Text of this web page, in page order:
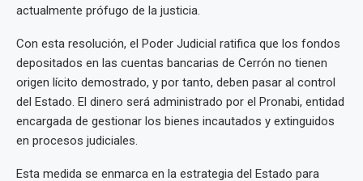
actualmente prófugo de la justicia.
Con esta resolución, el Poder Judicial ratifica que los fondos
depositados en las cuentas bancarias de Cerrón no tienen
origen lícito demostrado, y por tanto, deben pasar al control
del Estado. El dinero será administrado por el Pronabi, entidad
encargada de gestionar los bienes incautados y extinguidos
en procesos judiciales.
Esta medida se enmarca en la estrategia del Estado para